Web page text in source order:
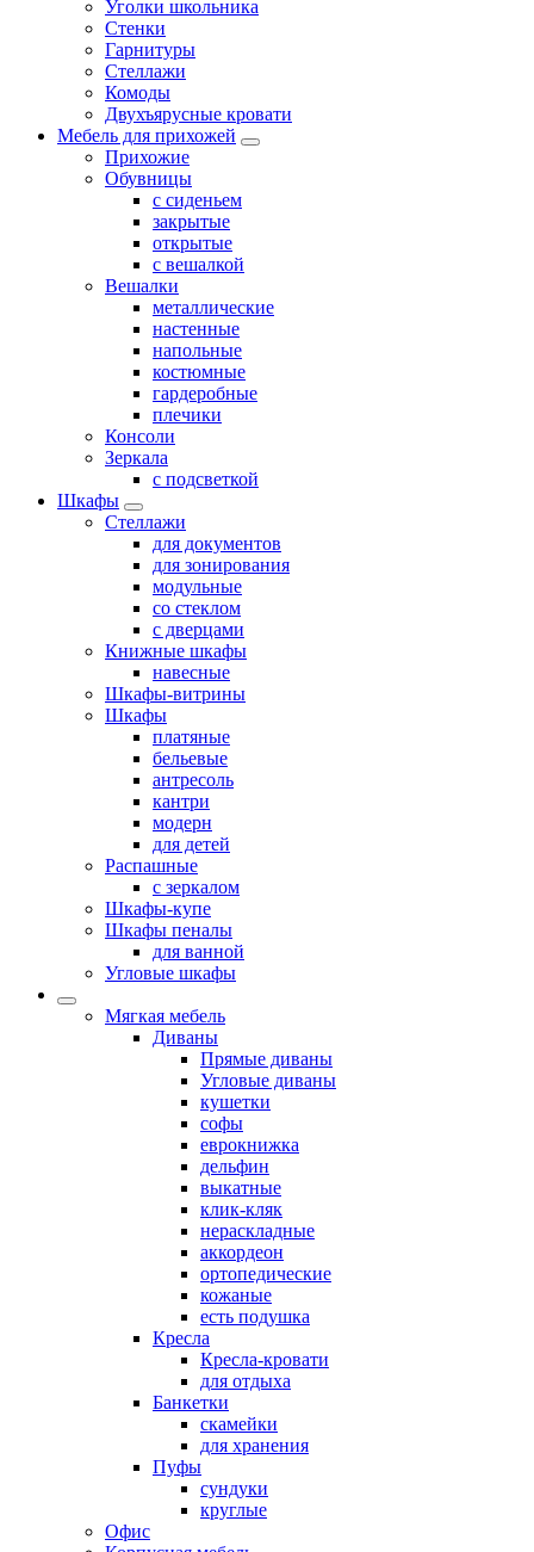
Уголки школьника
Стенки
Гарнитуры
Стеллажи
Комоды
Двухъярусные кровати
Мебель для прихожей
Прихожие
Обувницы
с сиденьем
закрытые
открытые
с вешалкой
Вешалки
металлические
настенные
напольные
костюмные
гардеробные
плечики
Консоли
Зеркала
с подсветкой
Шкафы
Стеллажи
для документов
для зонирования
модульные
со стеклом
с дверцами
Книжные шкафы
навесные
Шкафы-витрины
Шкафы
платяные
бельевые
антресоль
кантри
модерн
для детей
Распашные
с зеркалом
Шкафы-купе
Шкафы пеналы
для ванной
Угловые шкафы
Мягкая мебель
Диваны
Прямые диваны
Угловые диваны
кушетки
софы
еврокнижка
дельфин
выкатные
клик-кляк
нераскладные
аккордеон
ортопедические
кожаные
есть подушка
Кресла
Кресла-кровати
для отдыха
Банкетки
скамейки
для хранения
Пуфы
сундуки
круглые
Офис